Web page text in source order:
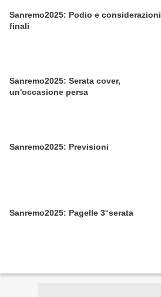
Sanremo2025: Podio e considerazioni
finali
Sanremo2025: Serata cover,
un'occasione persa
Sanremo2025: Previsioni
Sanremo2025: Pagelle 3°serata